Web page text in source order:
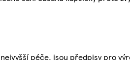
péče, jsou předpisy pro